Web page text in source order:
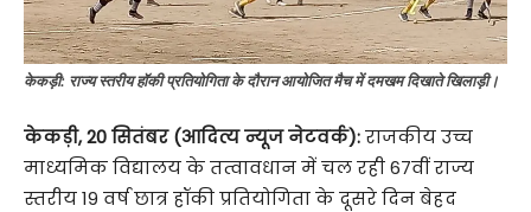
केकड़ी: राज्य स्तरीय हॉकी प्रतियोगिता के दौरान आयोजित मैच में दमखम दिखाते खिलाड़ी।
केकड़ी, 20 सितंबर (आदित्य न्यूज नेटवर्क):राजकीय उच्च
माध्यमिक विद्यालय के तत्वावधान में चल रही 67वीं राज्य
स्तरीय 19 वर्ष छात्र हॉकी प्रतियोगिता के दूसरे दिन बेहद